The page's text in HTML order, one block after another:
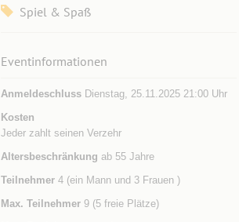
Spiel & Spaß
Eventinformationen
AnmeldeschlussDienstag, 25.11.2025 21:00 Uhr
Kosten
Jeder zahlt seinen Verzehr
Altersbeschränkung ab 55 Jahre
Teilnehmer4 (ein Mann und 3 Frauen )
Max. Teilnehmer9 (5 freie Plätze)